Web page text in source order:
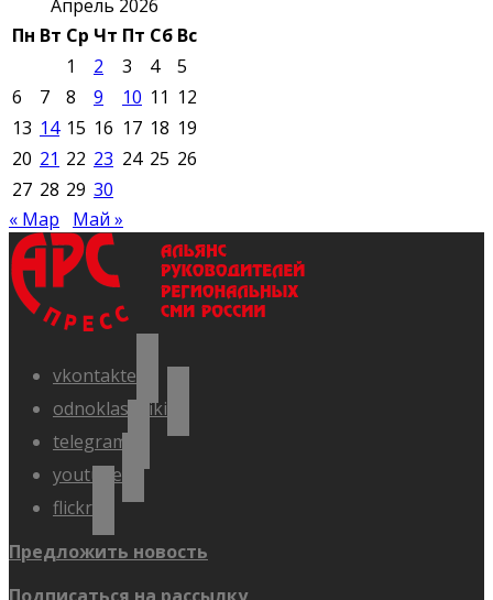
Апрель 2026
Пн Вт Ср Чт Пт Сб Вс
1
2 3 4
5
6
7 8 9 10 11 12
13 14 15 16 17 18 19
20 21 22 23 24 25 26
27 28 29 30
« Мар
Май »
vkontakte
odnoklassniki
telegram
youtube
flickr
Предложить новость